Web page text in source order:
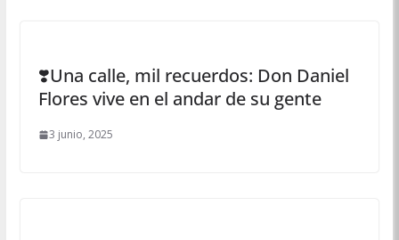
❣️Una calle, mil recuerdos: Don Daniel
Flores vive en el andar de su gente
3 junio, 2025